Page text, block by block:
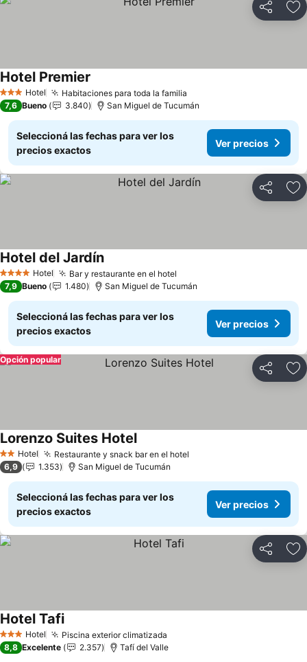
Compartir
3 Estrellas
Hotel Habitaciones para toda la familia
Hotel Premier
7,6 Bueno 3.840 San Miguel de Tucumán
Seleccioná las fechas para ver los
precios exactos
Ver precios
Compartir
4 EstrellasHotel Bar y restaurante en el hotel
Hotel del JardínVer precios
7,9 Bueno 1.480 San Miguel de Tucumán
Seleccioná las fechas para ver los
precios exactos
Ver precios
Compartir
Opción popular
2 Estrellas
Hotel Restaurante y snack bar en el hotel
Lorenzo Suites HotelVer precios
6,9 1.353 San Miguel de Tucumán
Seleccioná las fechas para ver los
precios exactos
Ver precios
Compartir
3 Estrellas
Hotel Piscina exterior climatizada
Hotel TafiVer precios
8,8 Excelente 2.357 Tafí del Valle